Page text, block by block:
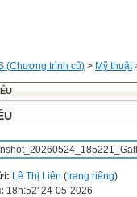
(Chương trình cũ) > Mỹ thuật
Lê Thị Liên (trang riêng)
18h:52' 24-05-2026